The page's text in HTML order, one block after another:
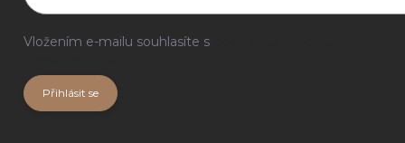
Vložením e-mailu souhlasíte s
Přihlásit se